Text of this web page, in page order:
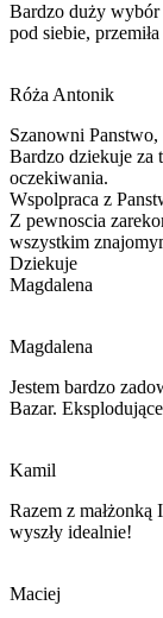
Bardzo duży wybór
pod siebie,
Róża Antonik
Szanowni Panstwo,
Bardzo dziekuje za
oczekiwania.
Wspolpraca z
Z pewnoscia
wszystkim
Dziekuje
Magdalena
Magdalena
Jestem bardzo
Bazar.
Kamil
Razem z małżonką
wyszły idealnie!
Maciej